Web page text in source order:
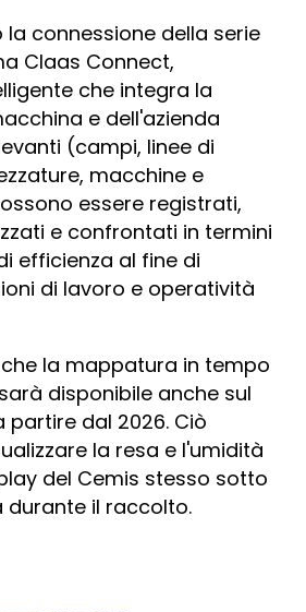
la connessione della serie
Claas Connect,
che integra la
e dell'azienda
(campi, linee di
macchine e
essere registrati,
e confrontati in termini
efficienza al fine di
di lavoro e operatività
la mappatura in tempo
disponibile anche sul
partire dal 2026. Ciò
la resa e l'umidità
del Cemis stesso sotto
il raccolto.